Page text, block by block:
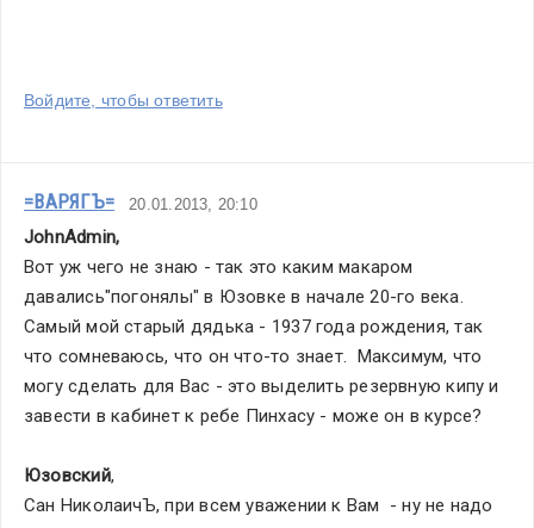
Войдите, чтобы ответить
=ВАРЯГЪ= 20.01.2013, 20:10
JohnAdmin,
Вот уж чего не знаю - так это каким макаром
давались"погонялы" в Юзовке в начале 20-го века.
Самый мой старый дядька - 1937 года рождения, так
что сомневаюсь, что он что-то знает.  Максимум, что
могу сделать для Вас - это выделить резервную кипу и
завести в кабинет к ребе Пинхасу - може он в курсе?
Юзовский,
Сан НиколаичЪ, при всем уважении к Вам  - ну не надо